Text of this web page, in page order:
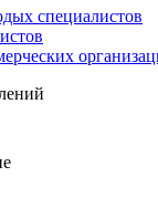
специалистов